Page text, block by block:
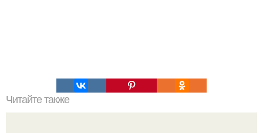
Читайте также